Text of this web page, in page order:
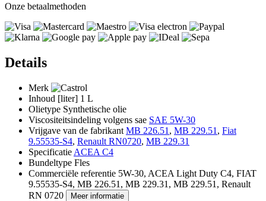
Onze betaalmethoden
Details
Merk
Inhoud [liter] 1 L
Olietype Synthetische olie
Viscositeitsindeling volgens sae SAE 5W-30
Vrijgave van de fabrikant MB 226.51 , MB 229.51 , Fiat
9.55535-S4, Renault RN0720, MB 229.31
Specificatie ACEA C4
Bundeltype Fles
Commerciële referentie 5W-30, ACEA Light Duty C4, FIAT
9.55535-S4, MB 226.51, MB 229.31, MB 229.51, Renault
RN 0720
Meer informatie